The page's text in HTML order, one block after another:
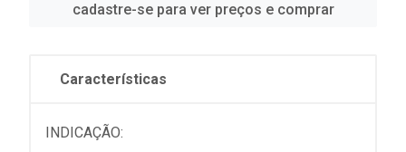
cadastre-se para ver preços e comprar
Características
INDICAÇÃO: